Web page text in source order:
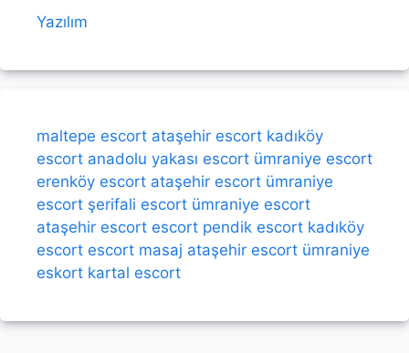
Yazılım
maltepe escort ataşehir escort kadıköy
escort anadolu yakası escort ümraniye escort
erenköy escort ataşehir escort ümraniye
escort şerifali escort ümraniye escort
ataşehir escort escort pendik escort kadıköy
escort escort masaj ataşehir escort ümraniye
eskort kartal escort